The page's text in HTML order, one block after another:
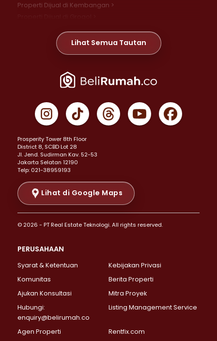
Properti Dijual di Kembangan >
Properti Dijual di Meruya >
Properti Dijual di Jelambar >
Properti Dijual di Jakarta Pusat >
Properti Dijual di Gambir >
Properti Dijual di Johar Baru >
Properti Dijual di Menteng >
Properti Dijual di Senen >
Properti Dijual di Tanah Abang >
Properti Dijual di Cikini >
Properti Dijual di Kramat >
Properti Dijual di Pasar Baru >
Properti Dijual di Bendungan Hilir >
Properti Dijual di Jakarta Selatan >
Properti Dijual di Lebak Bulus >
Properti Dijual di Gandaria Selatan >
Properti Dijual di Pondok Labu >
Properti Dijual di Lenteng Agung >
Properti Dijual di Senayan >
Properti Dijual di Pondok Pinang >
Lihat Semua Tautan
Prosperity Tower 8th Floor
District 8, SCBD Lot 28
JI. Jend. Sudirman Kav. 52-53
Jakarta Selatan 12190
Telp: 021-38959193
Lihat di Google Maps
© 2026 - PT Real Estate Teknologi. All rights reserved.
PERUSAHAAN
Syarat & Ketentuan
Kebijakan Privasi
Komunitas
Berita Properti
Ajukan Konsultasi
Mitra Proyek
Hubungi:
enquiry@belirumah.co
Listing Management Service
Agen Properti Rentfix.com